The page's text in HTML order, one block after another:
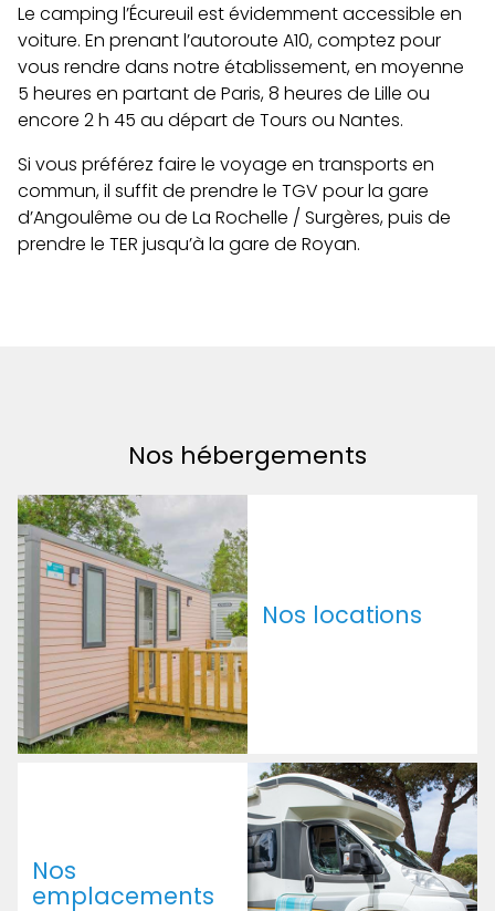
Le camping l’Écureuil est évidemment accessible en
voiture. En prenant l’autoroute A10, comptez pour
vous rendre dans notre établissement, en moyenne
5 heures en partant de Paris, 8 heures de Lille ou
encore 2 h 45 au départ de Tours ou Nantes.
Si vous préférez faire le voyage en transports en
commun, il suffit de prendre le TGV pour la gare
d’Angoulême ou de La Rochelle / Surgères, puis de
prendre le TER jusqu’à la gare de Royan.
Nos hébergements
Nos locations
Nos
emplacements